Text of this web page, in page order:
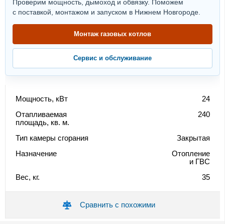
Проверим мощность, дымоход и обвязку. Поможем
с поставкой, монтажом и запуском в Нижнем Новгороде.
Монтаж газовых котлов
Сервис и обслуживание
Мощность, кВт
24
Отапливаемая
площадь, кв. м.
240
Тип камеры сгорания
Закрытая
Назначение
Отопление
и ГВС
Вес, кг.
35
Сравнить с похожими